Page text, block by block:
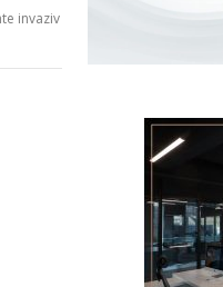
invaziv